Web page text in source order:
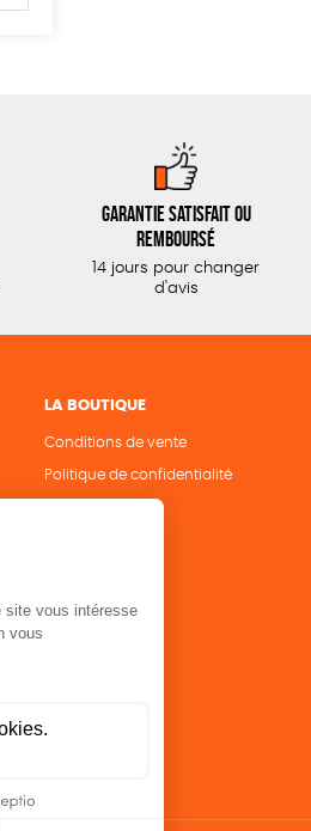
Garantie satisfait ou
remboursé
14 jours pour changer
d'avis
LA BOUTIQUE
Conditions de vente
Politique de confidentialité
Mentions légales